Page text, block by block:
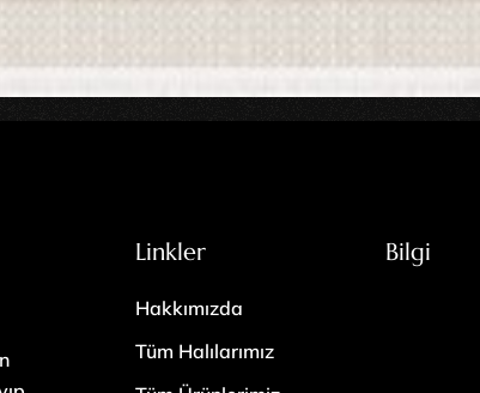
Linkler
Hakkımızda
Tüm Halılarımız
Bilgi